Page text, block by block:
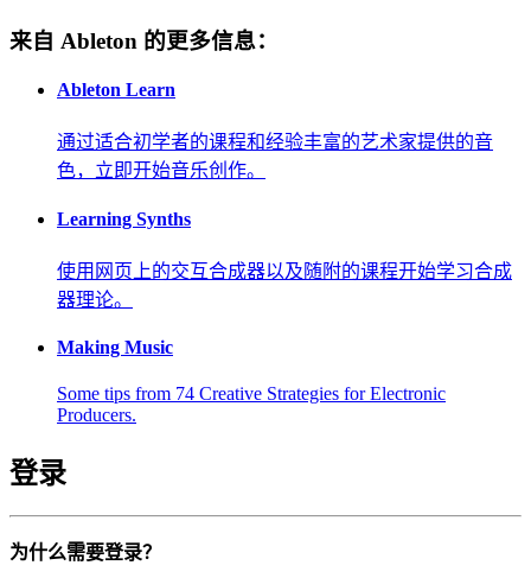
来自 Ableton 的更多信息：
Ableton Learn
通过适合初学者的课程和经验丰富的艺术家提供的音
色，立即开始音乐创作。
Learning Synths
使用网页上的交互合成器以及随附的课程开始学习合成
器理论。
Making Music
Some tips from 74 Creative Strategies for Electronic
Producers.
登录
为什么需要登录？